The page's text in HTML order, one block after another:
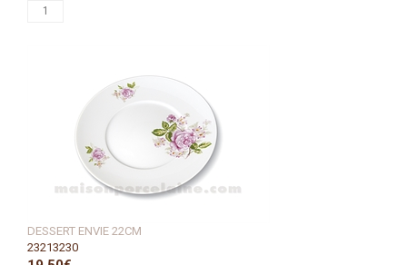
DESSERT ENVIE 22CM
23213230